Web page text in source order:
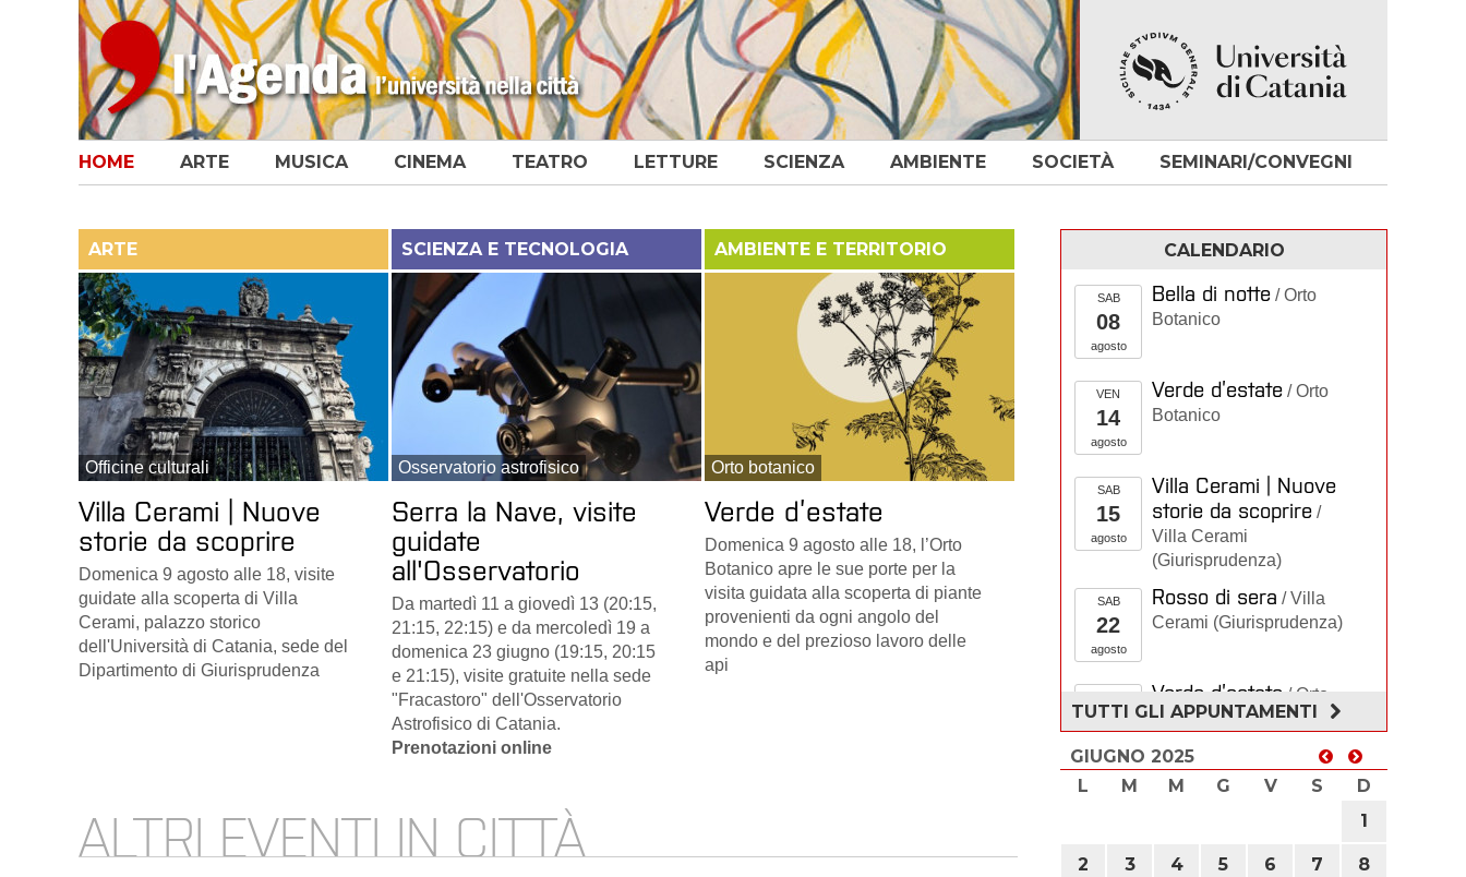
HOME ARTE MUSICA CINEMA TEATRO LETTURE SCIENZA AMBIENTE SOCIETÀ SEMINARI/CONVEGNI
ARTE
Officine culturali
Villa Cerami | Nuove
storie da scoprire
Domenica 9 agosto alle 18, visite
guidate alla scoperta di Villa
Cerami, palazzo storico
dell'Università di Catania, sede del
Dipartimento di Giurisprudenza
SCIENZA E TECNOLOGIA
Osservatorio astrofisico
Serra la Nave, visite
guidate
all'Osservatorio
Da martedì 11 a giovedì 13 (20:15,
21:15, 22:15) e da mercoledì 19 a
domenica 23 giugno (19:15, 20:15
e 21:15), visite gratuite nella sede
"Fracastoro" dell'Osservatorio
Astrofisico di Catania.
Prenotazioni online
AMBIENTE E TERRITORIO
Orto botanico
Verde d’estate
Domenica 9 agosto alle 18, l’Orto
Botanico apre le sue porte per la
visita guidata alla scoperta di piante
provenienti da ogni angolo del
mondo e del prezioso lavoro delle
api
ALTRI EVENTI IN CITTÀ
CALENDARIO
SAB
08
agosto
Bella di notte / Orto
Botanico
VEN
14
agosto
Verde d’estate / Orto
Botanico
SAB
15
agosto
Villa Cerami | Nuove
storie da scoprire /
Villa Cerami
(Giurisprudenza)
SAB
22
agosto
Rosso di sera / Villa
Cerami (Giurisprudenza)
23
Verde d’estate / Orto
Botanico
Villa Cerami | Nuove
storie da scoprire
/
TUTTI GLI APPUNTAMENTI
GIUGNO 2025
L
M M G V S
D
1
2 3 4 5 6 7 8